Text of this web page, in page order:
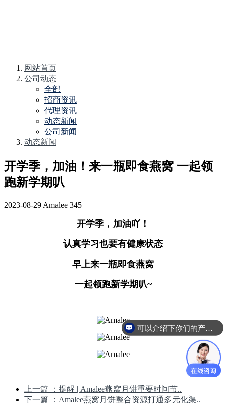
网站首页
公司动态
全部
招商资讯
代理资讯
动态新闻
公司新闻
动态新闻
开学季，加油！来一瓶即食燕窝 一起领
跑新学期叭
2023-08-29 Amalee 345
开学季，加油吖！
认真学习也要有健康状态
早上来一瓶即食燕窝
一起领跑新学期叭~
上一篇
：提醒 | Amalee燕窝月饼重要时间节..
下一篇
：Amalee燕窝月饼整合资源打通多元化渠..
可以介绍下你们的产品么
你们是怎么收费的呢